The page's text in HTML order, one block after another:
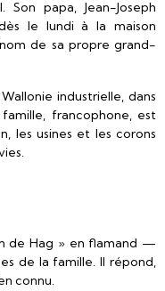
papa, Jean-Joseph
le lundi à la maison
de sa propre grand-
industrielle, dans
francophone, est
les usines et les corons
de Hag » en flamand —
de la famille. Il répond,
connu.